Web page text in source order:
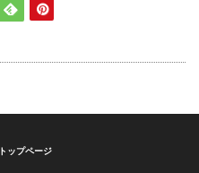
トップページ